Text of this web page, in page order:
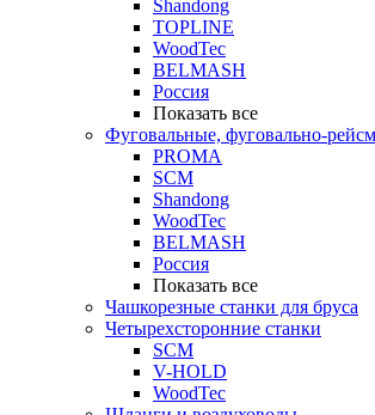
Shandong
TOPLINE
WoodTec
BELMASH
Россия
Показать все
Фуговальные, фуговально-
PROMA
SCM
Shandong
WoodTec
BELMASH
Россия
Показать все
Чашкорезные станки для бруса
Четырехсторонние станки
SCM
V-HOLD
WoodTec